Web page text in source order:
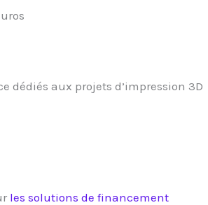
dédiés aux projets d’impression 3D
les solutions de financement